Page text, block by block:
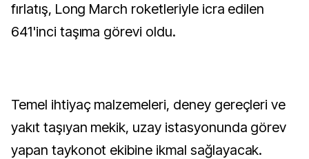
fırlatış, Long March roketleriyle icra edilen
641'inci taşıma görevi oldu.
Temel ihtiyaç malzemeleri, deney gereçleri ve
yakıt taşıyan mekik, uzay istasyonunda görev
yapan taykonot ekibine ikmal sağlayacak.